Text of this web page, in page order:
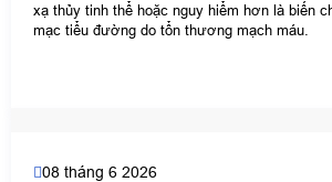
xạ thủy tinh thể hoặc nguy hiểm hơn là biến
mạc tiểu đường do tổn thương mạch máu.
08 tháng 6 2026